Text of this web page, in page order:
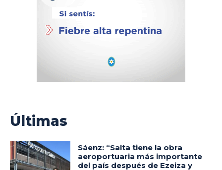
Últimas
Sáenz: “Salta tiene la obra
aeroportuaria más importante
del país después de Ezeiza y